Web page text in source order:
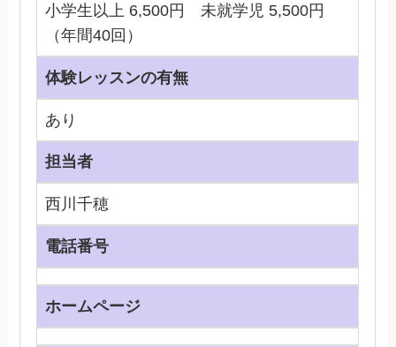
小学生以上 6,500円 未就学児 5,500円
（年間40回）
体験レッスンの有無
あり
担当者
西川千穂
電話番号
ホームページ